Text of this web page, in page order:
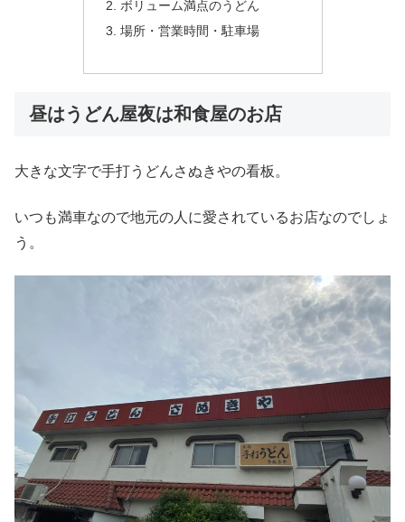
ボリューム満点のうどん
場所・営業時間・駐車場
昼はうどん屋夜は和食屋のお店
大きな文字で手打うどんさぬきやの看板。
いつも満車なので地元の人に愛されているお店なのでしょ
う。